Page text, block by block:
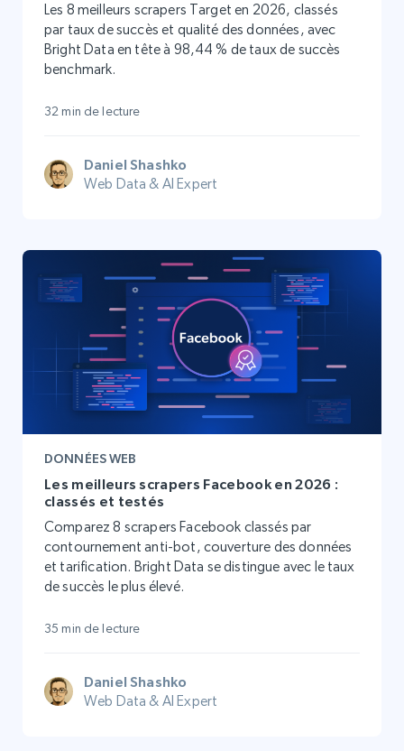
Les 8 meilleurs scrapers Target en 2026, classés
par taux de succès et qualité des données, avec
Bright Data en tête à 98,44 % de taux de succès
benchmark.
32 min de lecture
Daniel Shashko
Web Data & AI Expert
DONNÉES WEB
Les meilleurs scrapers Facebook en 2026 :
classés et testés
Comparez 8 scrapers Facebook classés par
contournement anti-bot, couverture des données
et tarification. Bright Data se distingue avec le taux
de succès le plus élevé.
35 min de lecture
Daniel Shashko
Web Data & AI Expert